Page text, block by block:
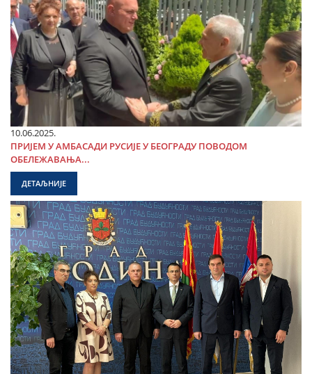
10.06.2025.
ПРИЈЕМ У АМБАСАДИ РУСИЈЕ У БЕОГРАДУ ПОВОДОМ
ОБЕЛЕЖАВАЊА...
ДЕТАЉНИЈЕ